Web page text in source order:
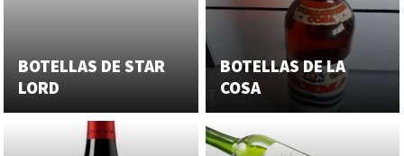
BOTELLAS DE STAR
LORD
BOTELLAS DE LA
COSA